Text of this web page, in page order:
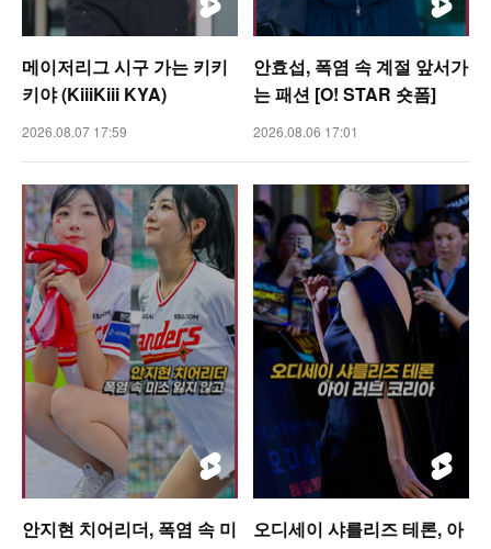
메이저리그 시구 가는 키키
키야 (KiiiKiii KYA)
2026.08.07 17:59
안효섭, 폭염 속 계절 앞서가
는 패션 [O! STAR 숏폼]
2026.08.06 17:01
안지현 치어리더, 폭염 속 미
오디세이 샤를리즈 테론, 아